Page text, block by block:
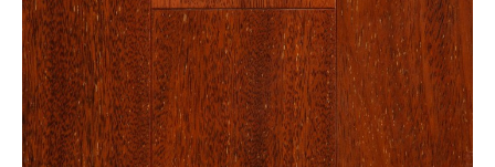
PANNEAU
BOIS
PANNEAU
DÉCORATIF
PARQUET
ET SOL
STRATIFIÉ
BOIS DE
MENUISERIE